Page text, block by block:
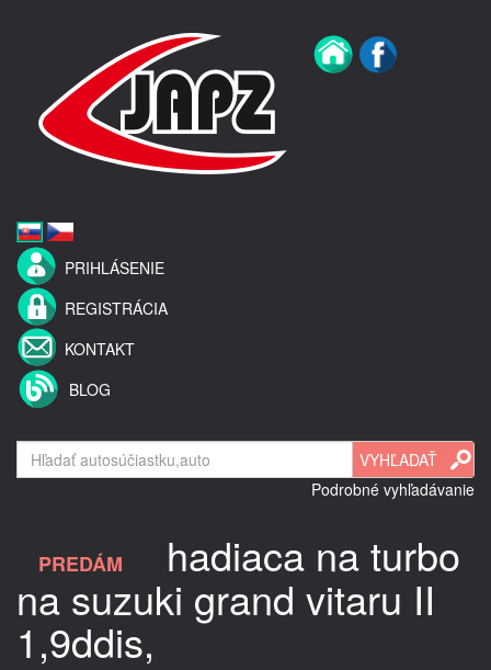
PRIHLÁSENIE
REGISTRÁCIA
KONTAKT
BLOG
Podrobné vyhľadávanie
PREDÁM hadiaca na turbo
na suzuki grand vitaru II
1,9ddis,